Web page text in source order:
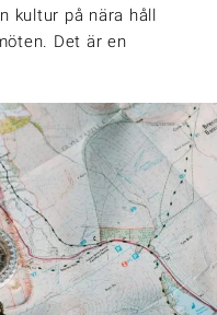
kultur på nära håll
Det är en